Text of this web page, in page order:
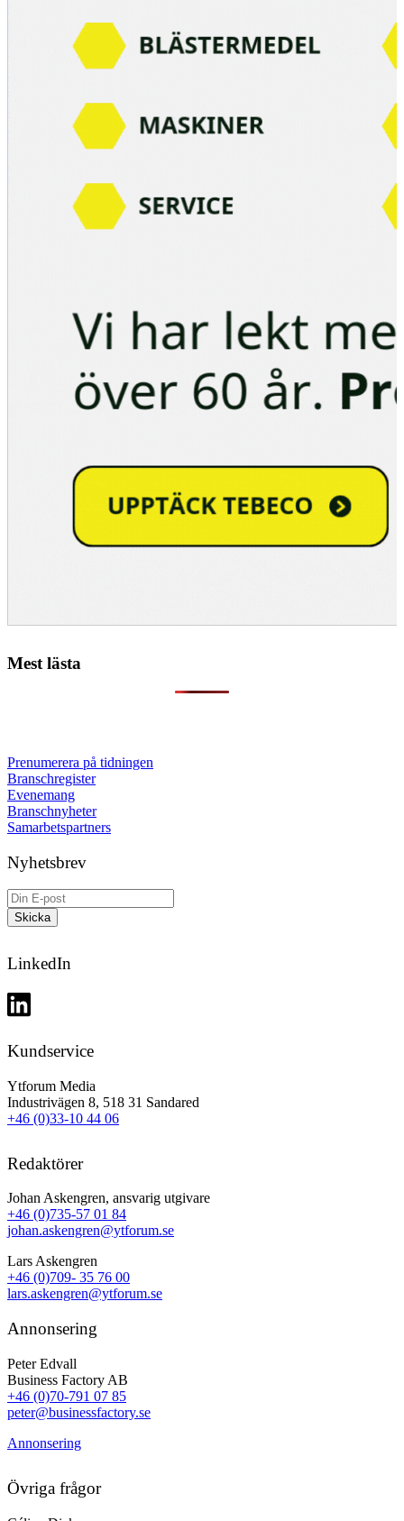
Mest lästa
Prenumerera på tidningen
Branschregister
Evenemang
Branschnyheter
Samarbetspartners
Nyhetsbrev
LinkedIn
Kundservice
Ytforum Media
Industrivägen 8, 518 31 Sandared
+46 (0)33-10 44 06
Redaktörer
Johan Askengren, ansvarig utgivare
+46 (0)735-57 01 84
johan.askengren@ytforum.se
Lars Askengren
+46 (0)709- 35 76 00
lars.askengren@ytforum.se
Annonsering
Peter Edvall
Business Factory AB
+46 (0)70-791 07 85
peter@businessfactory.se
Annonsering
Övriga frågor